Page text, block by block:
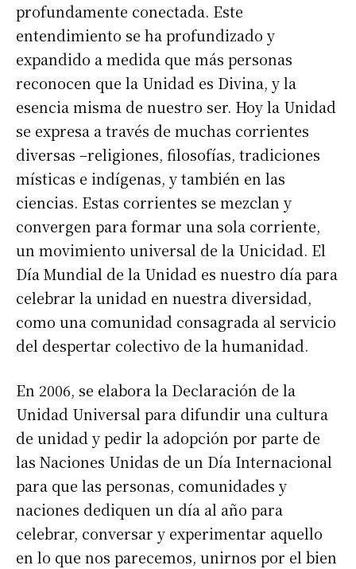
profundamente conectada. Este
entendimiento se ha profundizado y
expandido a medida que más personas
reconocen que la Unidad es Divina, y la
esencia misma de nuestro ser. Hoy la Unidad
se expresa a través de muchas corrientes
diversas –religiones, filosofías, tradiciones
místicas e indígenas, y también en las
ciencias. Estas corrientes se mezclan y
convergen para formar una sola corriente,
un movimiento universal de la Unicidad. El
Día Mundial de la Unidad es nuestro día para
celebrar la unidad en nuestra diversidad,
como una comunidad consagrada al servicio
del despertar colectivo de la humanidad.
En 2006, se elabora la Declaración de la
Unidad Universal para difundir una cultura
de unidad y pedir la adopción por parte de
las Naciones Unidas de un Día Internacional
para que las personas, comunidades y
naciones dediquen un día al año para
celebrar, conversar y experimentar aquello
en lo que nos parecemos, unirnos por el bien